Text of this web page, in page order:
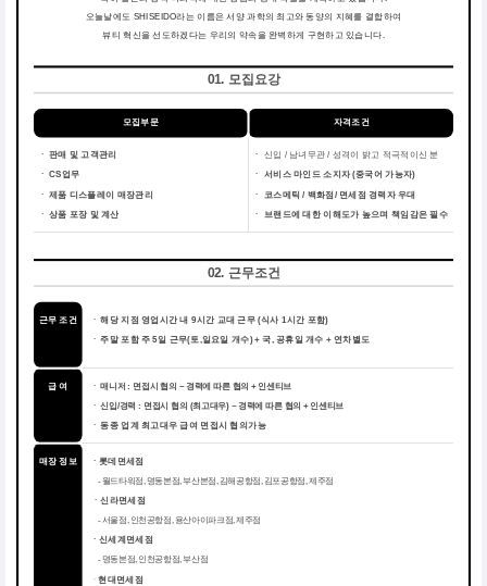
오늘날에도 SHISEIDO라는 이름은 서양 과학의 최고와 동양의 지혜를 결합하여
뷰티 혁신을 선도하겠다는 우리의 약속을 완벽하게 구현하고 있습니다.
01. 모집요강
모집부문 자격조건
ㆍ 판매 및 고객관리
ㆍ CS업무
ㆍ 제품 디스플레이 매장관리
ㆍ 상품 포장 및 계산
ㆍ 신입 / 남녀무관 / 성격이 밝고 적극적이신 분
ㆍ 서비스 마인드 소지자 (중국어 가능자)
ㆍ
코스메틱 / 백화점/ 면세점 경력자 우대
ㆍ 브랜드에 대한 이해도가 높으며 책임감은 필수
02. 근무조건
근무 조건 ㆍ 해당 지점 영업시간 내 9시간 교대 근무 (식사 1시간 포함)
ㆍ주말 포함 주 5일 근무(토,일요일 개수) + 국, 공휴일 개수 + 연차별도
급 여 ㆍ 매니저 : 면접시 협의 ~ 경력에 따른 협의 + 인센티브
ㆍ 신입/경력 : 면접시 협의 (최고대우) ~ 경력에 따른 협의 + 인센티브
ㆍ 동종 업계 최고대우 급여 면접시 협의가능
매장 정보 ㆍ롯데면세점
- 월드타워점, 명동본점, 부산본점, 김해공항점, 김포공항점, 제주점
ㆍ신라면세점
- 서울점, 인천공항점, 용산아이파크점, 제주점
ㆍ신세계면세점
- 명동본점, 인천공항점, 부산점
ㆍ현대면세점